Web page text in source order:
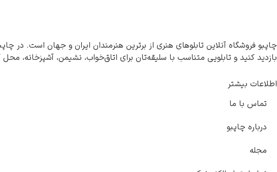
چاپبو فروشگاه آنلاین تابلوهای هنری از برترین هنرمندان ایران و جهان است. در
بازدید کنید و تابلویی متناسب با سلیقه‌تان برای اتاق‌خواب، نشیمن، آشپزخانه،
اطلاعات بیشتر
تماس با ما
درباره چاپبو
مجله